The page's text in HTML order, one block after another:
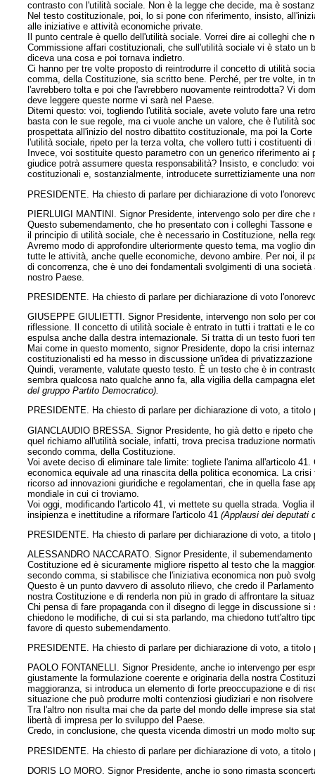
contrasto con l'utilità sociale. Non è la legge che decide, ma è
Nel testo costituzionale, poi, lo si pone con riferimento, insisto,
alle iniziative e attività economiche private.
Il punto centrale è quello dell'utilità sociale. Vorrei dire ai colleghi
Commissione affari costituzionali, che sull'utilità sociale vi è stato
diceva una cosa e poi tornava indietro.
Ci hanno per tre volte proposto di reintrodurre il concetto di utilità
comma, della Costituzione, sia scritto bene. Perché, per tre volte, in
l'avrebbero tolta e poi che l'avrebbero nuovamente reintrodotta? Vi
deve leggere queste norme vi sarà nel Paese.
Ditemi questo: voi, togliendo l'utilità sociale, avete voluto fare una
basta con le sue regole, ma ci vuole anche un valore, che è l'utilità
prospettata all'inizio del nostro dibattito costituzionale, ma poi la
l'utilità sociale, ripeto per la terza volta, che vollero tutti i costituenti
Invece, voi sostituite questo parametro con un generico riferimento
giudice potrà assumere questa responsabilità? Insisto, e concludo:
costituzionali e, sostanzialmente, introducete surrettiziamente una
PRESIDENTE. Ha chiesto di parlare per dichiarazione di voto
PIERLUIGI MANTINI. Signor Presidente, intervengo solo per dire
Questo subemendamento, che ho presentato con i colleghi Tassone
il principio di utilità sociale, che è necessario in Costituzione, nella
Avremo modo di approfondire ulteriormente questo tema, ma voglio
tutte le attività, anche quelle economiche, devono ambire. Per noi, il
di concorrenza, che è uno dei fondamentali svolgimenti di una
nostro Paese.
PRESIDENTE. Ha chiesto di parlare per dichiarazione di voto
GIUSEPPE GIULIETTI. Signor Presidente, intervengo non solo per
riflessione. Il concetto di utilità sociale è entrato in tutti i trattati e le
espulsa anche dalla destra internazionale. Si tratta di un testo fuori
Mai come in questo momento, signor Presidente, dopo la crisi
costituzionalisti ed ha messo in discussione un'idea di
Quindi, veramente, valutate questo testo. È un testo che è in
sembra qualcosa nato qualche anno fa, alla vigilia della campagna
del gruppo Partito Democratico).
PRESIDENTE. Ha chiesto di parlare per dichiarazione di voto, a
GIANCLAUDIO BRESSA. Signor Presidente, ho già detto e ripeto
quel richiamo all'utilità sociale, infatti, trova precisa traduzione
secondo comma, della Costituzione.
Voi avete deciso di eliminare tale limite: togliete l'anima all'articolo
economica equivale ad una rinascita della politica economica. La
ricorso ad innovazioni giuridiche e regolamentari, che in quella fase
mondiale in cui ci troviamo.
Voi oggi, modificando l'articolo 41, vi mettete su quella strada.
insipienza e inettitudine a riformare l'articolo 41(Applausi dei deputati
PRESIDENTE. Ha chiesto di parlare per dichiarazione di voto, a
ALESSANDRO NACCARATO. Signor Presidente, il
Costituzione ed è sicuramente migliore rispetto al testo che la
secondo comma, si stabilisce che l'iniziativa economica non può
Questo è un punto davvero di assoluto rilievo, che credo il
nostra Costituzione e di renderla non più in grado di affrontare la
Chi pensa di fare propaganda con il disegno di legge in discussione
chiedono le modifiche, di cui si sta parlando, ma chiedono tutt'altro
favore di questo subemendamento.
PRESIDENTE. Ha chiesto di parlare per dichiarazione di voto, a
PAOLO FONTANELLI. Signor Presidente, anche io intervengo per
giustamente la formulazione coerente e originaria della nostra
maggioranza, si introduca un elemento di forte preoccupazione e di
situazione che può produrre molti contenziosi giudiziari e non
Tra l'altro non risulta mai che da parte del mondo delle imprese sia
libertà di impresa per lo sviluppo del Paese.
Credo, in conclusione, che questa vicenda dimostri un modo molto
PRESIDENTE. Ha chiesto di parlare per dichiarazione di voto, a
DORIS LO MORO. Signor Presidente, anche io sono rimasta